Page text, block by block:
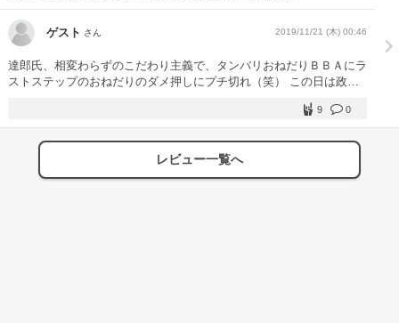
ゲスト さん 2019/11/21 (木) 00:46
達郎氏、相変わらずのこだわり主義で、タンバリおねだりＢＢＡにラ
ストステップのおねだりのダメ押しにプチ切れ（笑） この日は政治
には好印象を持っているのに驚いたが、確かに音の鳴りがまろやか
で、49本のリハーサル後に迎えた歌と演奏（本人弁）が絶品で、今
まで50回近く行った達郎ライブの中で一番の出来で素晴らしく、ま
でしたネ。
0
9
レビュー一覧へ